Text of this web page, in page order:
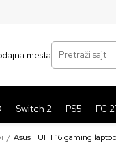
mesta
Pretraži sajt
Switch 2 PS5 FC
Asus TUF F16 gaming